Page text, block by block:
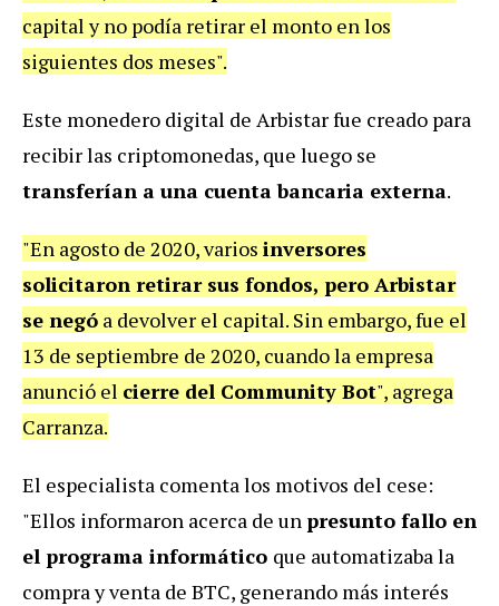
capital y no podía retirar el monto en los
siguientes dos meses".
Este monedero digital de Arbistar fue creado para
recibir las criptomonedas, que luego se
transferían a una cuenta bancaria externa.
"En agosto de 2020, varios inversores
solicitaron retirar sus fondos, pero Arbistar
se negó a devolver el capital. Sin embargo, fue el
13 de septiembre de 2020, cuando la empresa
anunció el cierre del Community Bot", agrega
Carranza.
El especialista comenta los motivos del cese:
"Ellos informaron acerca de unpresunto fallo en
el programa informático que automatizaba la
compra y venta de BTC, generando más interés